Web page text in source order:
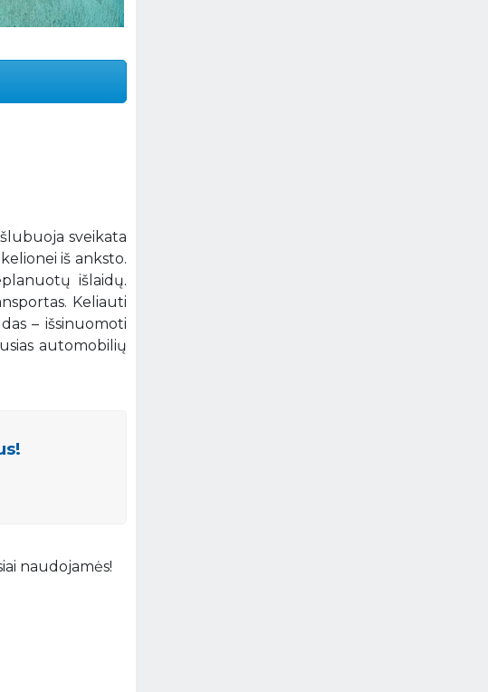
sveikata
iš anksto.
išlaidų.
Keliauti
– išsinuomoti
automobilių
naudojamės!